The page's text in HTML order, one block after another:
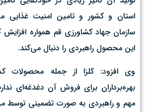
استان و کشور و تامین امنیت غذایی
سازمان جهاد کشاورزی قم همواره
این محصول راهبردی را دنبال می‌کند.
وی افزود: کلزا از جمله محصولات
بهره‌برداران برای فروش آن دغدغه‌ای
مهم و راهبردی به صورت تضمینی توسط